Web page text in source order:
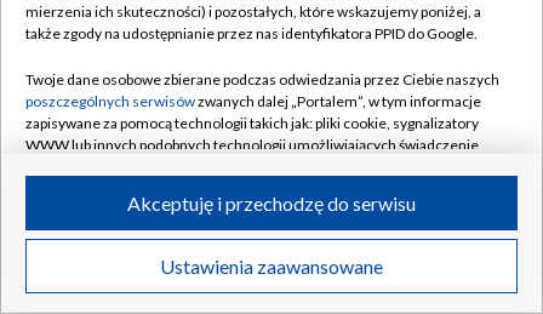
Naziemna Telewizja Cyfrowa
Rada Programowa
System NOS
Informacje o nadawcy
Program dla prasy
Ogłoszenie przetargowe
Pomoc
Kontakt
Kanały
©2026 Telewizja Polska S.A. w likwidacji
mierzenia ich skuteczności) i pozostałych, które wskazujemy poniżej, a
także zgody na udostępnianie przez nas identyfikatora PPID do Google.
Twoje dane osobowe zbierane podczas odwiedzania przez Ciebie naszych
poszczególnych serwisówzwanych dalej „Portalem”, w tym informacje
zapisywane za pomocą technologii takich jak: pliki cookie, sygnalizatory
WWW lub innych podobnych technologii umożliwiających świadczenie
ruchu w Internecie.
Twoje dane osobowe zbierane podczas odwiedzania przez Ciebie
poszczególnych serwisówna Portalu, takie jak adresy IP, identyfikatory
Ustawienia zaawansowane
Akceptuję i przechodzę do serwisu